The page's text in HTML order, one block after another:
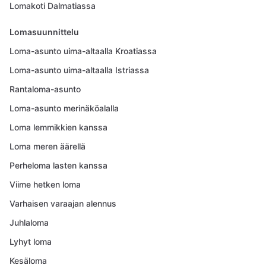
Lomakoti Dalmatiassa
Lomasuunnittelu
Loma-asunto uima-altaalla Kroatiassa
Loma-asunto uima-altaalla Istriassa
Rantaloma-asunto
Loma-asunto merinäköalalla
Loma lemmikkien kanssa
Loma meren äärellä
Perheloma lasten kanssa
Viime hetken loma
Varhaisen varaajan alennus
Juhlaloma
Lyhyt loma
Kesäloma